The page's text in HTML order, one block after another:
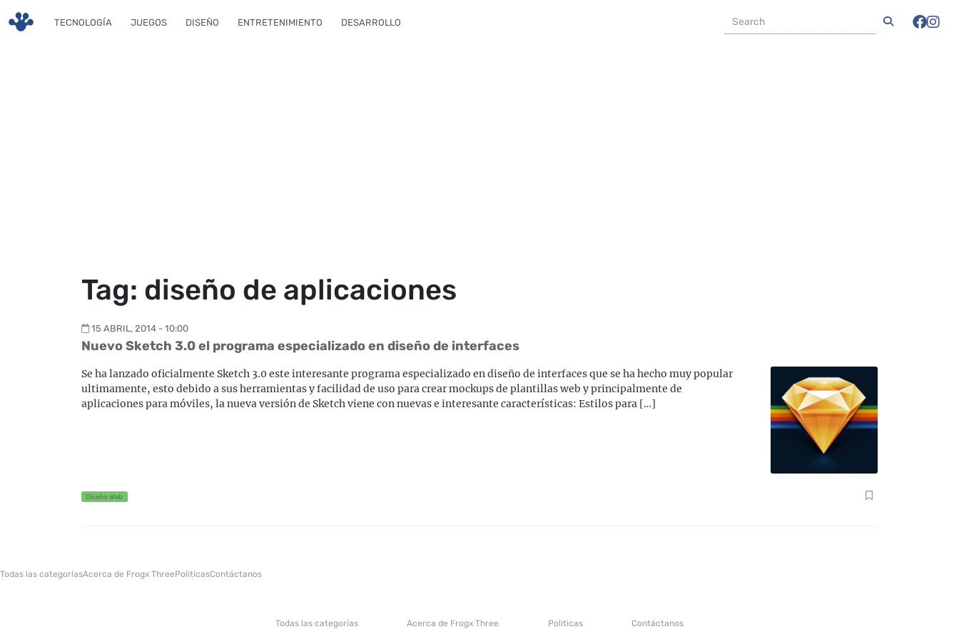
TECNOLOGÍA JUEGOS DISEÑO ENTRETENIMIENTO DESARROLLO
Tag: diseño de aplicaciones
15 ABRIL, 2014 - 10:00
Nuevo Sketch 3.0 el programa especializado en diseño de interfaces
Se ha lanzado oficialmente Sketch 3.0 este interesante programa especializado en diseño de interfaces que se ha hecho muy popular
ultimamente, esto debido a sus herramientas y facilidad de uso para crear mockups de plantillas web y principalmente de
aplicaciones para móviles, la nueva versión de Sketch viene con nuevas e interesante características: Estilos para […]
Diseño Web
Todas las categoríasAcerca de Frogx ThreePoliticasContáctanos
Todas las categorías Acerca de Frogx Three Politicas Contáctanos